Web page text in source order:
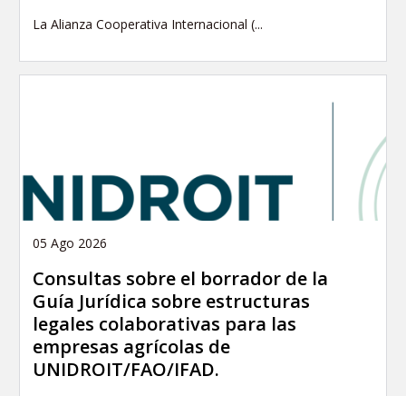
La Alianza Cooperativa Internacional (...
05 Ago 2026
Consultas sobre el borrador de la
Guía Jurídica sobre estructuras
legales colaborativas para las
empresas agrícolas de
UNIDROIT/FAO/IFAD.